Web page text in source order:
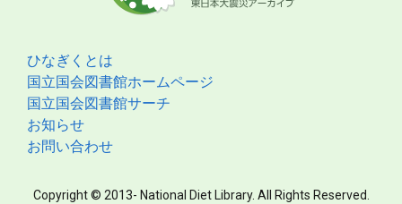
ひなぎくとは
国立国会図書館ホームページ
国立国会図書館サーチ
お知らせ
お問い合わせ
Copyright © 2013- National Diet Library. All Rights Reserved.